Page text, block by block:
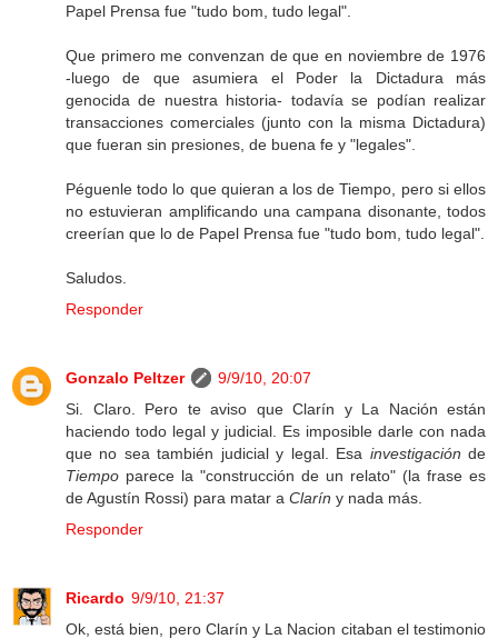
Papel Prensa fue "tudo bom, tudo legal".
Que primero me convenzan de que en noviembre de 1976
-luego de que asumiera el Poder la Dictadura más
genocida de nuestra historia- todavía se podían realizar
transacciones comerciales (junto con la misma Dictadura)
que fueran sin presiones, de buena fe y "legales".
Péguenle todo lo que quieran a los de Tiempo, pero si ellos
no estuvieran amplificando una campana disonante, todos
creerían que lo de Papel Prensa fue "tudo bom, tudo legal".
Saludos.
Responder
Gonzalo Peltzer
9/9/10, 20:07
Si. Claro. Pero te aviso que Clarín y La Nación están
haciendo todo legal y judicial. Es imposible darle con nada
que no sea también judicial y legal. Esa investigación de
Tiempo parece la "construcción de un relato" (la frase es
de Agustín Rossi) para matar a Clarín y nada más.
Responder
Ricardo 9/9/10, 21:37
Ok, está bien, pero Clarín y La Nacion citaban el testimonio